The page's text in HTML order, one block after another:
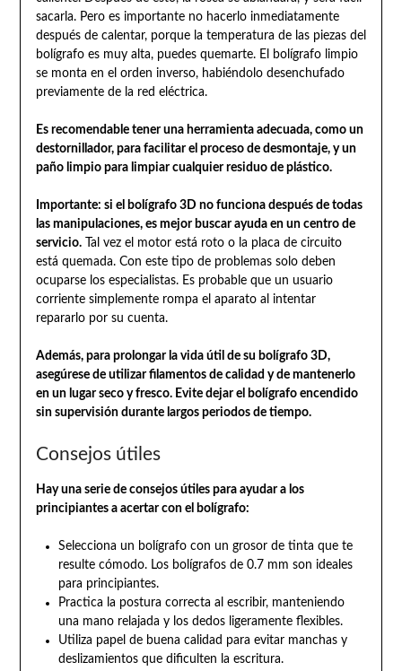
sacarla. Pero es importante no hacerlo inmediatamente
después de calentar, porque la temperatura de las piezas del
bolígrafo es muy alta, puedes quemarte. El bolígrafo limpio
se monta en el orden inverso, habiéndolo desenchufado
previamente de la red eléctrica.
Es recomendable tener una herramienta adecuada, como un
destornillador, para facilitar el proceso de desmontaje, y un
paño limpio para limpiar cualquier residuo de plástico.
Importante: si el bolígrafo 3D no funciona después de todas
las manipulaciones, es mejor buscar ayuda en un centro de
servicio.Tal vez el motor está roto o la placa de circuito
está quemada. Con este tipo de problemas solo deben
ocuparse los especialistas. Es probable que un usuario
corriente simplemente rompa el aparato al intentar
repararlo por su cuenta.
Además, para prolongar la vida útil de su bolígrafo 3D,
asegúrese de utilizar filamentos de calidad y de mantenerlo
en un lugar seco y fresco. Evite dejar el bolígrafo encendido
sin supervisión durante largos periodos de tiempo.
Consejos útiles
Hay una serie de consejos útiles para ayudar a los
principiantes a acertar con el bolígrafo:
Selecciona un bolígrafo con un grosor de tinta que te
resulte cómodo. Los bolígrafos de 0.7 mm son ideales
para principiantes.
Practica la postura correcta al escribir, manteniendo
una mano relajada y los dedos ligeramente flexibles.
Utiliza papel de buena calidad para evitar manchas y
deslizamientos que dificulten la escritura.